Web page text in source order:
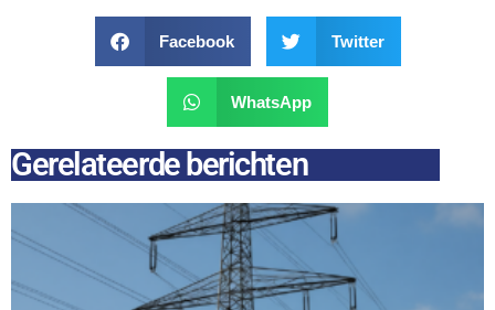
Facebook Twitter
WhatsApp
Gerelateerde berichten